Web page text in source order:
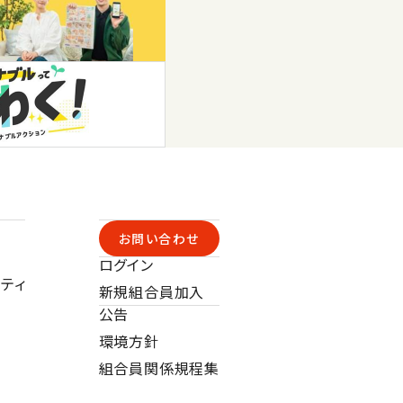
ィ
お問い合わせ
ログイン
新規組合員加入
公告
環境方針
組合員関係規程集